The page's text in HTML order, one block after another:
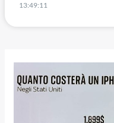
13:49:11